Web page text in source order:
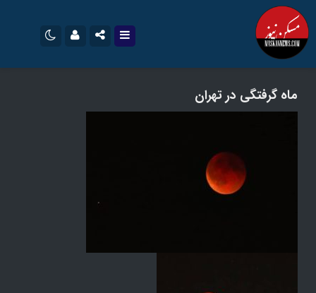
سروش
ایتا
مرا به خاطر بسپار
ماه گرفتگی در تهران